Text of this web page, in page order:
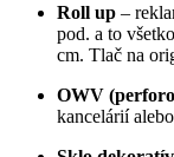
Roll up –
pod. a to
cm. Tlač na
OWV
kancelárií